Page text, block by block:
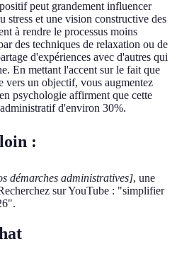
peut grandement influencer
stress et une vision constructive des
à rendre le processus moins
des techniques de relaxation ou de
d'expériences avec d'autres qui
En mettant l'accent sur le fait que
vers un objectif, vous augmentez
psychologie affirment que cette
d'environ 30%.
:
démarches administratives], une
sur YouTube : "simplifier